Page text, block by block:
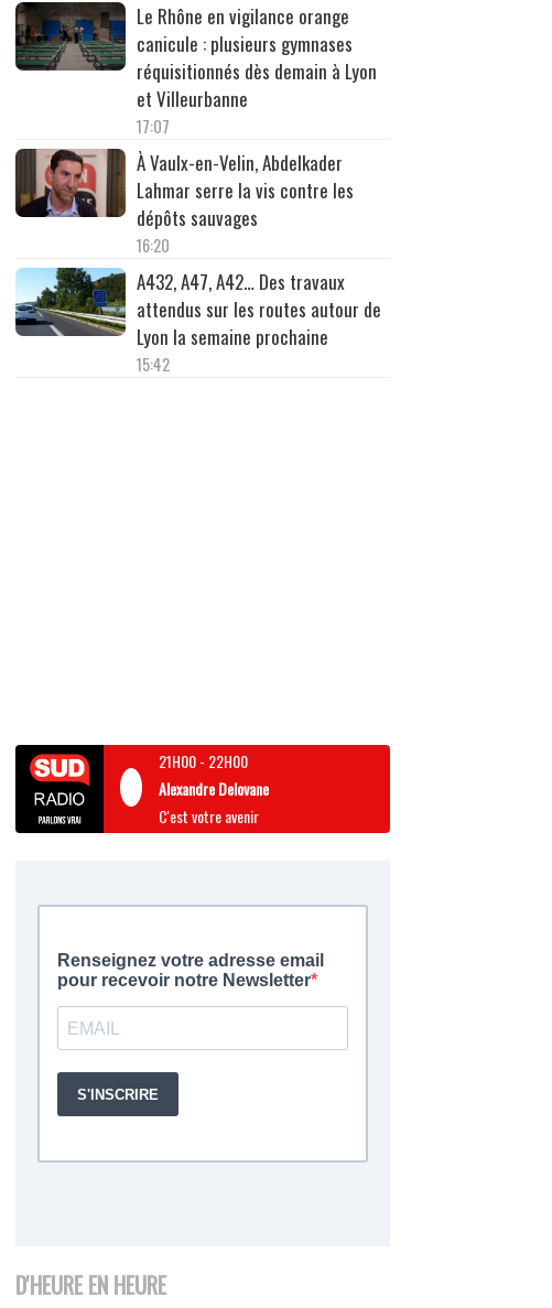
Le Rhône en vigilance orange
canicule : plusieurs gymnases
réquisitionnés dès demain à Lyon
et Villeurbanne
17:07
À Vaulx-en-Velin, Abdelkader
Lahmar serre la vis contre les
dépôts sauvages
16:20
A432, A47, A42… Des travaux
attendus sur les routes autour de
Lyon la semaine prochaine
15:42
21H00- 22H00
Alexandre Delovane
C'est votre avenir
D'HEURE EN HEURE